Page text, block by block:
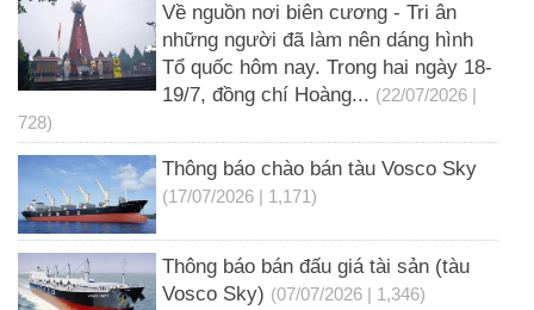
Về nguồn nơi biên cương - Tri ân
những người đã làm nên dáng hình
Tổ quốc hôm nay. Trong hai ngày 18-
19/7, đồng chí Hoàng... (22/07/2026 |
728)
Thông báo chào bán tàu Vosco Sky
(17/07/2026 | 1,171)
Thông báo bán đấu giá tài sản (tàu
Vosco Sky) (07/07/2026 | 1,346)